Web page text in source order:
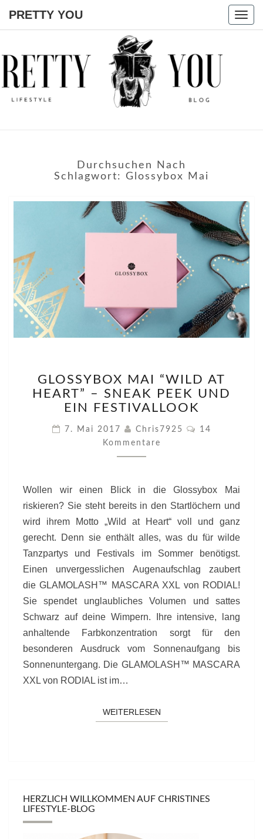
PRETTY YOU
PRETTY
Durchsuchen Nach
Schlagwort: Glossybox Mai
MAI
“WILD
AT
–
SNEAK
PEEK
FESTIVALLOOK
GLOSSYBOX MAI “WILD AT
HEART” – SNEAK PEEK UND
EIN FESTIVALLOOK
7. Mai 2017 Chris7925 Kommentare
14
Kommentare
Wollen wir einen Blick in die Glossybox Mai
riskieren? Sie steht bereits in den Startlöchern und
wird ihrem Motto „Wild at Heart“ voll und ganz
gerecht. Denn sie enthält alles, was du für wilde
Tanzpartys und Festivals im Sommer benötigst.
Einen unvergesslichen Augenaufschlag zaubert
die GLAMOLASH™ MASCARA XXL von RODIAL!
Sie spendet unglaubliches Volumen und sattes
Schwarz auf deine Wimpern. Ihre intensive, lang
anhaltende Farbkonzentration sorgt für den
besonderen Ausdruck vom Sonnenaufgang bis
Sonnenuntergang. Die GLAMOLASH™ MASCARA
XXL von RODIAL ist im…
WEITERLESENWEITERLESEN
HERZLICH WILLKOMMEN AUF CHRISTINES
LIFESTYLE-BLOG